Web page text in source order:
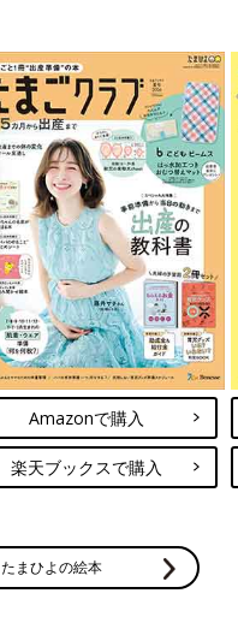
Amazonで購入
楽天ブックスで購入
たまひよの絵本